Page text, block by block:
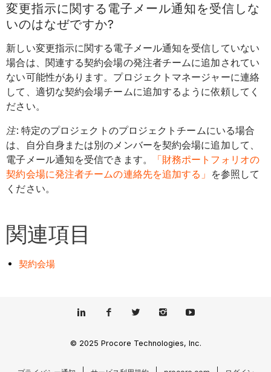
変更指示に関する電子メール通知を受信しな
いのはなぜですか?
新しい変更指示に関する電子メール通知を受信していない
場合は、関連する契約会場の発注者チームに追加されてい
ない可能性があります。プロジェクトマネージャーに連絡
して、適切な契約会場チームに追加するように依頼してく
ださい。
注: 特定のプロジェクトのプロジェクトチームにいる場合
は、自分自身または別のメンバーを契約会場に追加して、
電子メール通知を受信できます。
「財務ポートフォリオの
契約会場に発注者チームの連絡先を追加する」
を参照して
ください。
関連項目
契約会場
© 2025 Procore Technologies, Inc.